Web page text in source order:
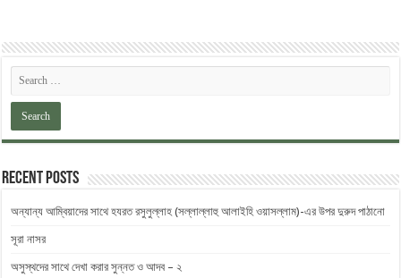
Recent Posts
অন্যান্য আম্বিয়াদের সাথে হযরত রসুলুল্লাহ (সল্লাল্লাহু ‎আলাইহি ওয়াসল্লাম)-এর উপর দুরুদ ‎পাঠানো
সূরা নাসর
অসুস্থদের সাথে দেখা করার সুন্নত ও আদব – ২